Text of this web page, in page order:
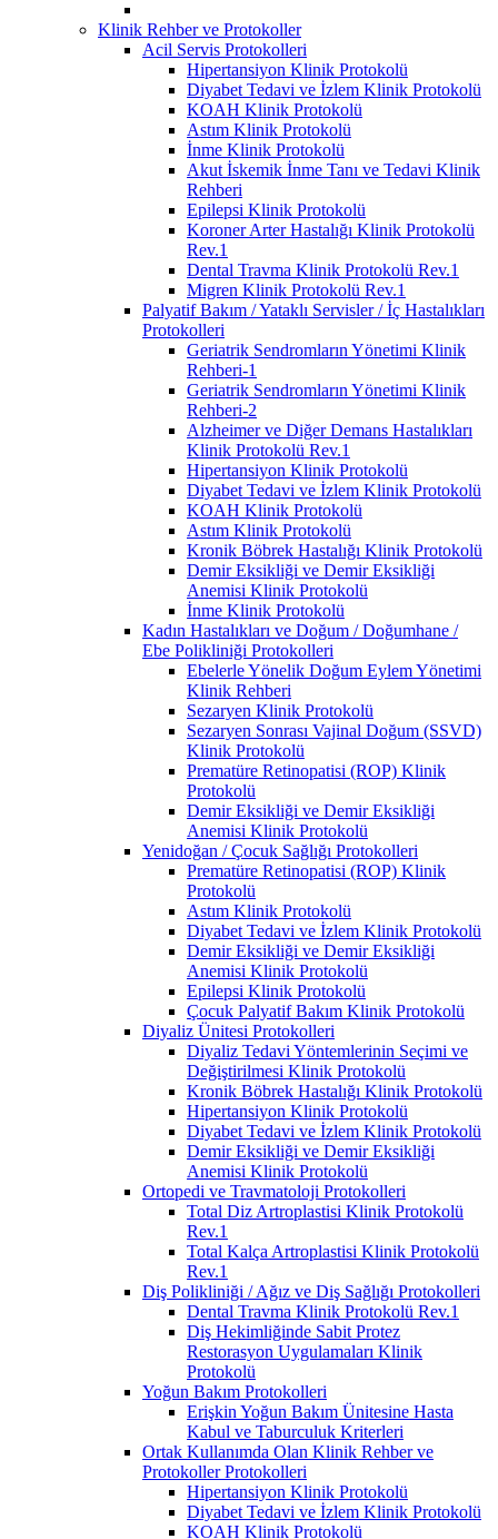
Klinik Rehber ve Protokoller
Acil Servis Protokolleri
Hipertansiyon Klinik Protokolü
Diyabet Tedavi ve İzlem Klinik Protokolü
KOAH Klinik Protokolü
Astım Klinik Protokolü
İnme Klinik Protokolü
Akut İskemik İnme Tanı ve Tedavi Klinik
Rehberi
Epilepsi Klinik Protokolü
Koroner Arter Hastalığı Klinik Protokolü
Rev.1
Dental Travma Klinik Protokolü Rev.1
Migren Klinik Protokolü Rev.1
Palyatif Bakım / Yataklı Servisler / İç Hastalıkları
Protokolleri
Geriatrik Sendromların Yönetimi Klinik
Rehberi-1
Geriatrik Sendromların Yönetimi Klinik
Rehberi-2
Alzheimer ve Diğer Demans Hastalıkları
Klinik Protokolü Rev.1
Hipertansiyon Klinik Protokolü
Diyabet Tedavi ve İzlem Klinik Protokolü
KOAH Klinik Protokolü
Astım Klinik Protokolü
Kronik Böbrek Hastalığı Klinik Protokolü
Demir Eksikliği ve Demir Eksikliği
Anemisi Klinik Protokolü
İnme Klinik Protokolü
Kadın Hastalıkları ve Doğum / Doğumhane /
Ebe Polikliniği Protokolleri
Ebelerle Yönelik Doğum Eylem Yönetimi
Klinik Rehberi
Sezaryen Klinik Protokolü
Sezaryen Sonrası Vajinal Doğum (SSVD)
Klinik Protokolü
Prematüre Retinopatisi (ROP) Klinik
Protokolü
Demir Eksikliği ve Demir Eksikliği
Anemisi Klinik Protokolü
Yenidoğan / Çocuk Sağlığı Protokolleri
Prematüre Retinopatisi (ROP) Klinik
Protokolü
Astım Klinik Protokolü
Diyabet Tedavi ve İzlem Klinik Protokolü
Demir Eksikliği ve Demir Eksikliği
Anemisi Klinik Protokolü
Epilepsi Klinik Protokolü
Çocuk Palyatif Bakım Klinik Protokolü
Diyaliz Ünitesi Protokolleri
Diyaliz Tedavi Yöntemlerinin Seçimi ve
Değiştirilmesi Klinik Protokolü
Kronik Böbrek Hastalığı Klinik Protokolü
Hipertansiyon Klinik Protokolü
Diyabet Tedavi ve İzlem Klinik Protokolü
Demir Eksikliği ve Demir Eksikliği
Anemisi Klinik Protokolü
Ortopedi ve Travmatoloji Protokolleri
Total Diz Artroplastisi Klinik Protokolü
Rev.1
Total Kalça Artroplastisi Klinik Protokolü
Rev.1
Diş Polikliniği / Ağız ve Diş Sağlığı Protokolleri
Dental Travma Klinik Protokolü Rev.1
Diş Hekimliğinde Sabit Protez
Restorasyon Uygulamaları Klinik
Protokolü
Yoğun Bakım Protokolleri
Erişkin Yoğun Bakım Ünitesine Hasta
Kabul ve Taburculuk Kriterleri
Ortak Kullanımda Olan Klinik Rehber ve
Protokoller Protokolleri
Hipertansiyon Klinik Protokolü
Diyabet Tedavi ve İzlem Klinik Protokolü
KOAH Klinik Protokolü